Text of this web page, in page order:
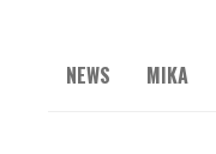
NEWS MIKA